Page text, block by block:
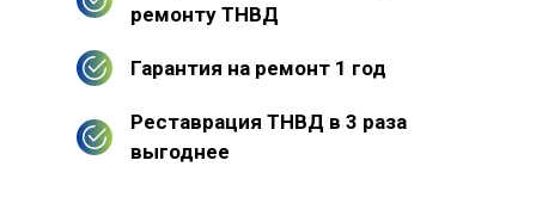
ремонту ТНВД
Гарантия на ремонт 1 год
Реставрация ТНВД в 3 раза
выгоднее